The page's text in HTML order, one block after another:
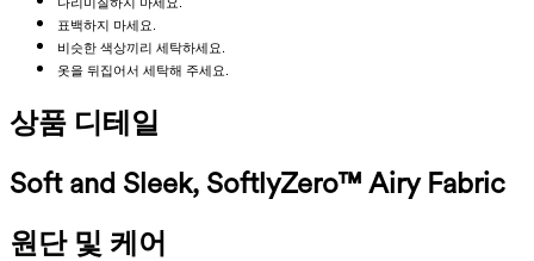
표백하지 마세요.
비슷한 색상끼리 세탁하세요.
옷을 뒤집어서 세탁해 주세요.
상품 디테일
Soft and Sleek, SoftlyZero™ Airy Fabric
원단 및 케어